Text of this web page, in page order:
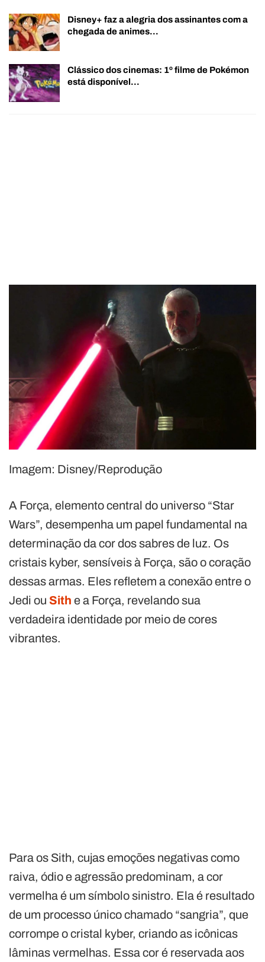
Disney+ faz a alegria dos assinantes com a
chegada de animes…
Clássico dos cinemas: 1º filme de Pokémon
está disponível…
Imagem: Disney/Reprodução
A Força, elemento central do universo “Star
Wars”, desempenha um papel fundamental na
determinação da cor dos sabres de luz. Os
cristais kyber, sensíveis à Força, são o coração
dessas armas. Eles refletem a conexão entre o
Jedi ou Sith e a Força, revelando sua
verdadeira identidade por meio de cores
vibrantes.
Para os Sith, cujas emoções negativas como
raiva, ódio e agressão predominam, a cor
vermelha é um símbolo sinistro. Ela é resultado
de um processo único chamado “sangria”, que
corrompe o cristal kyber, criando as icônicas
lâminas vermelhas. Essa cor é reservada aos